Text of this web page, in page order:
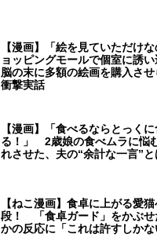
【漫画】「絵を見ていただ
ョッピングモールで個室に誘
脳の末に多額の絵画を購入さ
衝撃実話
【漫画】「食べるならとっく
る！」 2歳娘の食べムラに悩
れさせた、夫の“余計な一言”と
【ねこ漫画】食卓に上がる愛
段！ 「食卓ガード」をかぶ
かの反応に「これは許すしかな